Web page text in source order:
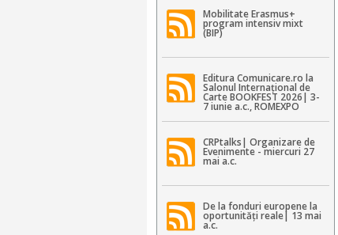
Mobilitate Erasmus+
program intensiv mixt
(BIP)
Editura Comunicare.ro la
Salonul Internațional de
Carte BOOKFEST 2026| 3-
7 iunie a.c., ROMEXPO
CRPtalks| Organizare de
Evenimente - miercuri 27
mai a.c.
De la fonduri europene la
oportunități reale| 13 mai
a.c.